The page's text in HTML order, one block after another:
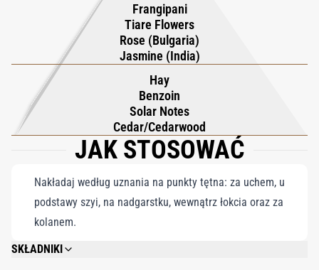
Frangipani
Tiare Flowers
Rose (Bulgaria)
Jasmine (India)
Hay
Benzoin
Solar Notes
Cedar/Cedarwood
JAK STOSOWAĆ
Nakładaj według uznania na punkty tętna: za uchem, u
podstawy szyi, na nadgarstku, wewnątrz łokcia oraz za
kolanem.
SKŁADNIKI